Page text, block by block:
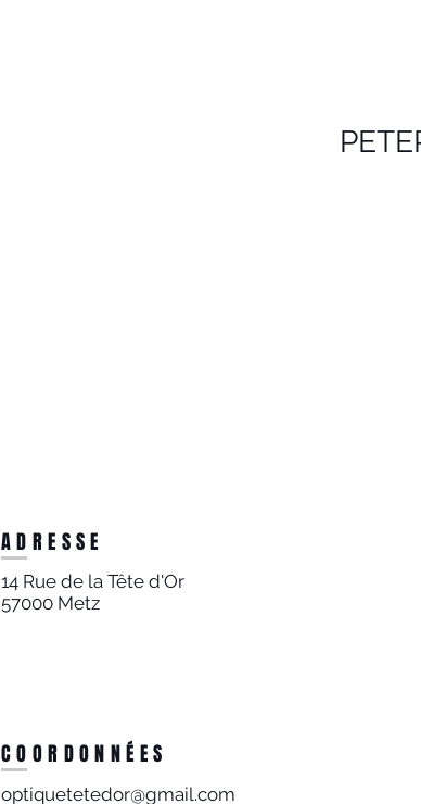
ADRESSE
14 Rue de la Tête d'Or
57000 Metz
COORDONNÉES
optiquetetedor@gmail.com